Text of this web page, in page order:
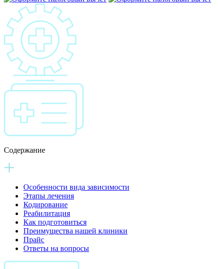
Содержание
Особенности вида зависимости
Этапы лечения
Кодирование
Реабилитация
Как подготовиться
Преимущества нашей клиники
Прайс
Ответы на вопросы